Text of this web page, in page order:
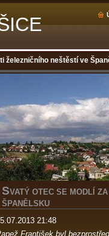
železničního neštěstí ve
SVATÝ OTEC SE MODLÍ
ŠPANĚLSKU
21:48
František byl